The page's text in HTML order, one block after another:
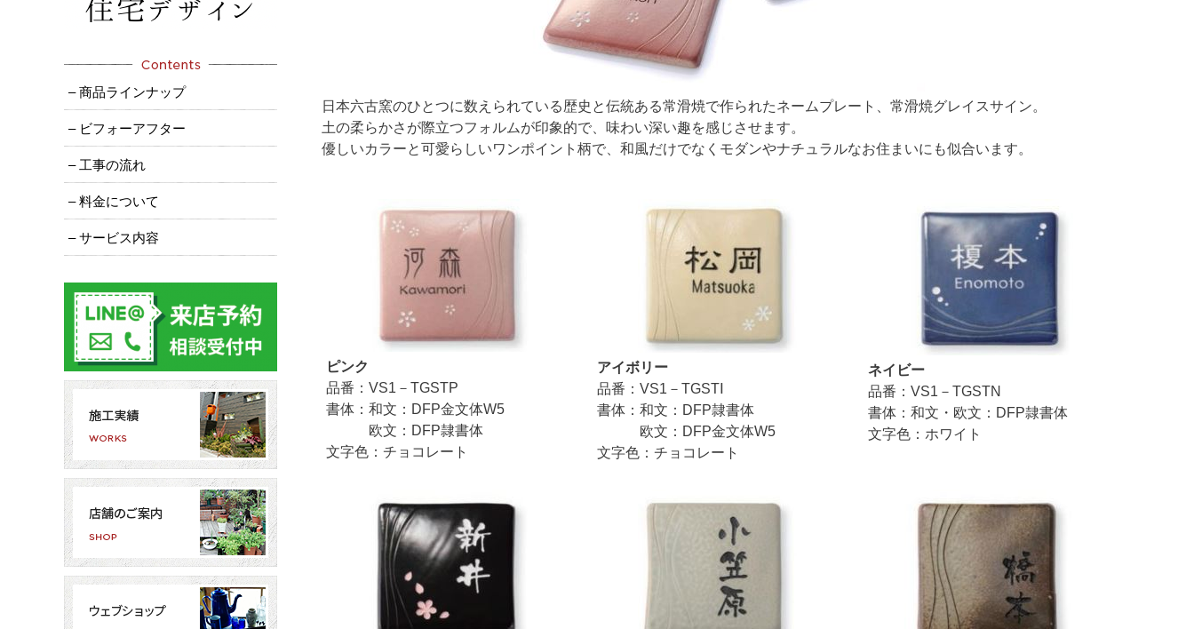
日本六古窯のひとつに数えられている歴史と伝統ある常滑焼で作られたネームプレート、常滑焼グレイスサイン。
土の柔らかさが際立つフォルムが印象的で、味わい深い趣を感じさせます。
優しいカラーと可愛らしいワンポイント柄で、和風だけでなくモダンやナチュラルなお住まいにも似合います。
ピンク
品番：VS1－TGSTP
書体：和文：DFP金文体W5
欧文：DFP隷書体
文字色：チョコレート
アイボリー
品番：VS1－TGSTⅠ
書体：和文：DFP隷書体
欧文：DFP金文体W5
文字色：チョコレート
ネイビー
品番：VS1－TGSTN
書体：和文・欧文：DFP隷書体
文字色：ホワイト
– 商品ラインナップ
– ビフォーアフター
– 工事の流れ
– 料金について
– サービス内容